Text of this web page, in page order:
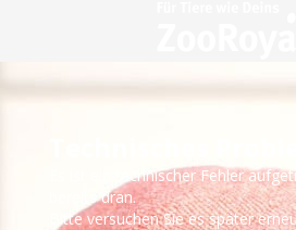
Technisches
Es ist ein technischer Fehler
bereits dran.
Bitte versuchen Sie es später